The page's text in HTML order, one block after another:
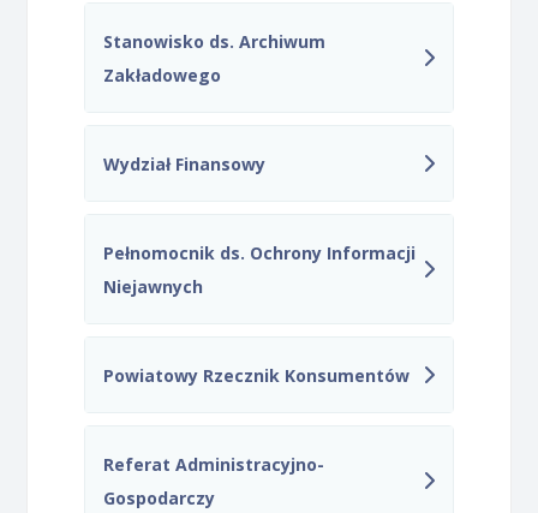
Stanowisko ds. Archiwum
Zakładowego
Wydział Finansowy
Pełnomocnik ds. Ochrony Informacji
Niejawnych
Powiatowy Rzecznik Konsumentów
Referat Administracyjno-
Gospodarczy